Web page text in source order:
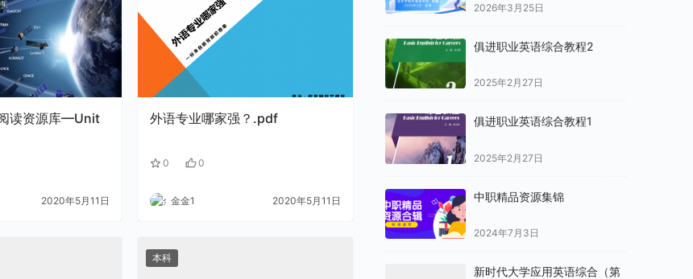
读资源库—Unit
2020年5月11日
外语专业哪家强？.pdf
0 0
金金1 2020年5月11日
本科
2026年3月25日
俱进职业英语综合教程2
2025年2月27日
俱进职业英语综合教程1
2025年2月27日
中职精品资源集锦
2024年7月3日
新时代大学应用英语综合（第